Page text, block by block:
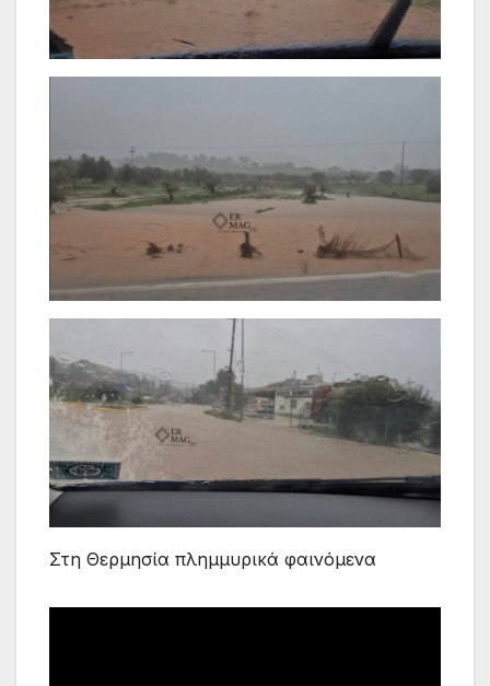
Στη Θερμησία πλημμυρικά φαινόμενα